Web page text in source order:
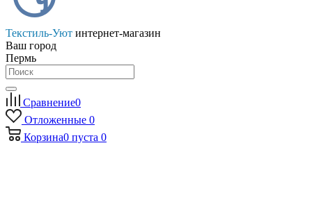
Текстиль-Уют интернет-магазин
Ваш город
Пермь
Сравнение0
Отложенные 0
Корзина0 пуста 0